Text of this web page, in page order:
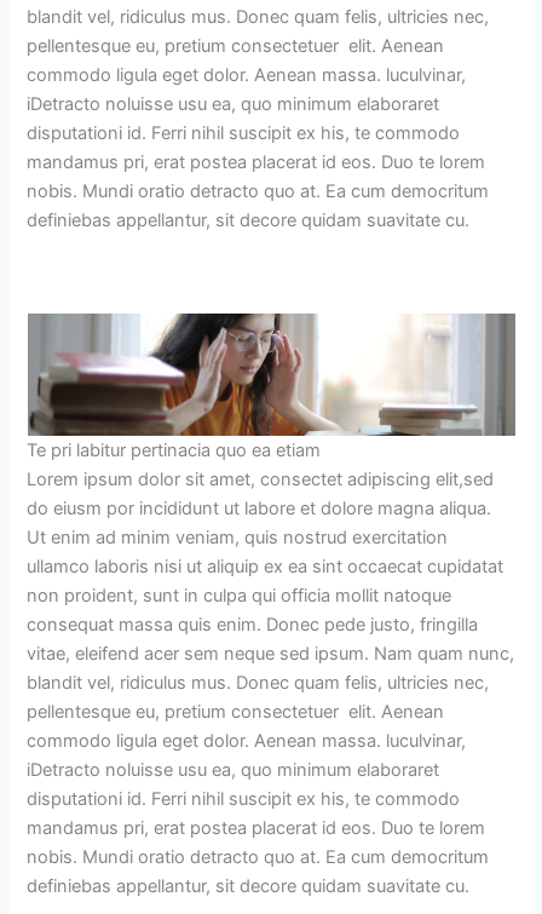
blandit vel, ridiculus mus. Donec quam felis, ultricies nec,
pellentesque eu, pretium consectetuer elit. Aenean
commodo ligula eget dolor. Aenean massa. luculvinar,
iDetracto noluisse usu ea, quo minimum elaboraret
disputationi id. Ferri nihil suscipit ex his, te commodo
mandamus pri, erat postea placerat id eos. Duo te lorem
nobis. Mundi oratio detracto quo at. Ea cum democritum
definiebas appellantur, sit decore quidam suavitate cu.
Te pri labitur pertinacia quo ea etiam
Lorem ipsum dolor sit amet, consectet adipiscing elit,sed
do eiusm por incididunt ut labore et dolore magna aliqua.
Ut enim ad minim veniam, quis nostrud exercitation
ullamco laboris nisi ut aliquip ex ea sint occaecat cupidatat
non proident, sunt in culpa qui officia mollit natoque
consequat massa quis enim. Donec pede justo, fringilla
vitae, eleifend acer sem neque sed ipsum. Nam quam nunc,
blandit vel, ridiculus mus. Donec quam felis, ultricies nec,
pellentesque eu, pretium consectetuer elit. Aenean
commodo ligula eget dolor. Aenean massa. luculvinar,
iDetracto noluisse usu ea, quo minimum elaboraret
disputationi id. Ferri nihil suscipit ex his, te commodo
mandamus pri, erat postea placerat id eos. Duo te lorem
nobis. Mundi oratio detracto quo at. Ea cum democritum
definiebas appellantur, sit decore quidam suavitate cu.